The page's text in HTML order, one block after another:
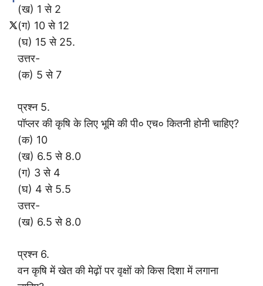
(ख) 1 से 2
(ग) 10 से 12
(घ) 15 से 25.
उत्तर-
(क) 5 से 7
प्रश्न 5.
पॉप्लर की कृषि के लिए भूमि की पी० एच० कितनी होनी चाहिए?
(क) 10
(ख) 6.5 से 8.0
(ग) 3 से 4
(घ) 4 से 5.5
उत्तर-
(ख) 6.5 से 8.0
प्रश्न 6.
वन कृषि में खेत की मेढ़ों पर वृक्षों को किस दिशा में लगाना